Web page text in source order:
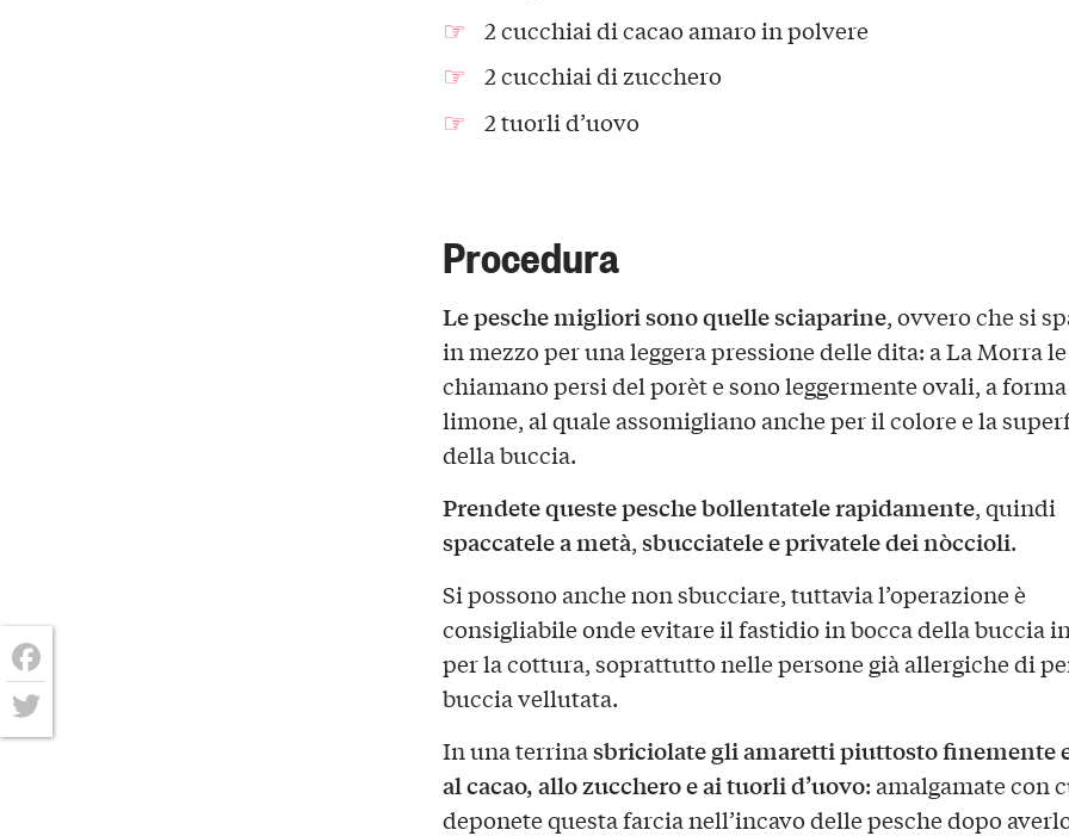
2 cucchiai di cacao amaro in polvere
2 cucchiai di zucchero
2 tuorli d’uovo
Procedura
Le pesche migliori sono quelle sciaparine, ovvero che si
in mezzo per una leggera pressione delle dita: a La Morra le
chiamano persi del porèt e sono leggermente ovali, a
limone, al quale assomigliano anche per il colore e la
della buccia.
Prendete queste pesche bollentatele rapidamente, quindi
spaccatele a metà,sbucciatele e privatele dei nòccioli.
Si possono anche non sbucciare, tuttavia l’operazione è
consigliabile onde evitare il fastidio in bocca della buccia
per la cottura, soprattutto nelle persone già allergiche di
buccia vellutata.
In una terrinasbriciolate gli amaretti piuttosto finemente
al cacao, allo zucchero e ai tuorli d’uovo: amalgamate con
deponete questa farcia nell’incavo delle pesche dopo
Facebook
Twitter